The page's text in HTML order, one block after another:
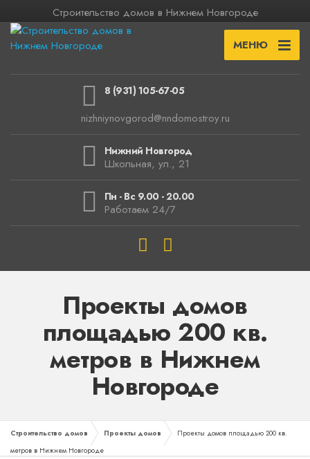
Строительство домов в Нижнем Новгороде
МЕНЮ
8 (931) 105-67-05
nizhniynovgorod@nndomostroy.ru
Нижний Новгород
Школьная, ул., 21
Пн - Вс 9.00 - 20.00
Работаем 24/7
Проекты домов
площадью 200 кв.
метров в Нижнем
Новгороде
Строительство домов Проекты домов
Проекты домов площадью 200 кв.
метров в Нижнем Новгороде